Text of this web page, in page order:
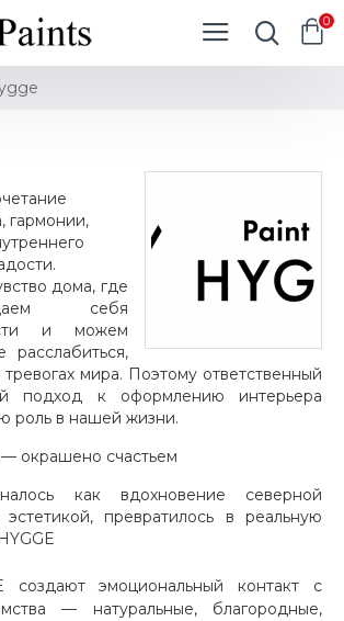
0
гармонии,
дома, где
себя
и можем
расслабиться,
мира. Поэтому ответственный
подход к оформлению интерьера
роль в нашей жизни.
окрашено счастьем
как вдохновение северной
превратилось в реальную
создают эмоциональный контакт с
— натуральные, благородные,